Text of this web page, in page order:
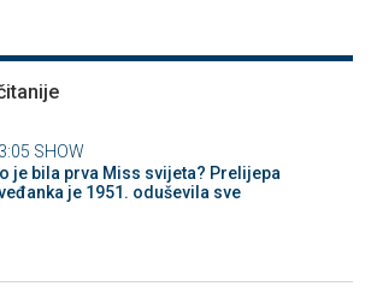
SHOW
je bila prva Miss svijeta? Prelijepa
je 1951. oduševila sve